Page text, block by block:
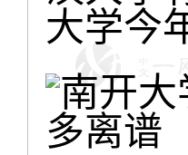
大学今